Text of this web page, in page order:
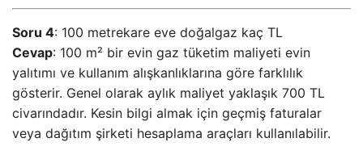
Soru 4: 100 metrekare eve doğalgaz kaç TL
Cevap: 100 m² bir evin gaz tüketim maliyeti evin
yalıtımı ve kullanım alışkanlıklarına göre farklılık
gösterir. Genel olarak aylık maliyet yaklaşık 700 TL
civarındadır. Kesin bilgi almak için geçmiş faturalar
veya dağıtım şirketi hesaplama araçları kullanılabilir.